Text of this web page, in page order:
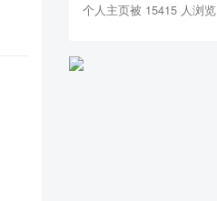
个人主页被 15415 人浏览